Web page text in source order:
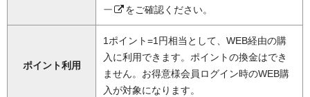
ー をご確認ください。
ポイント利用
1ポイント=1円相当として、WEB経由の購
入に利用できます。ポイントの換金はでき
ません。お得意様会員ログイン時のWEB購
入が対象になります。